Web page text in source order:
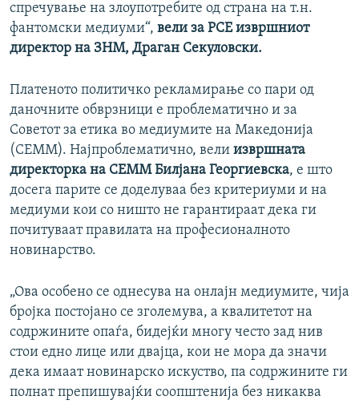
спречување на злоупотребите од страна на т.н.
фантомски медиуми“, вели за РСЕ извршниот
директор на ЗНМ, Драган Секуловски.
Платеното политичко рекламирање со пари од
даночните обврзници е проблематично и за
Советот за етика во медиумите на Македонија
(СЕММ). Најпроблематично, вели извршната
директорка на СЕММ Билјана Георгиевска, е што
досега парите се доделуваа без критериуми и на
медиуми кои со ништо не гарантираат дека ги
почитуваат правилата на професионалното
новинарство.
„Ова особено се однесува на онлајн медиумите, чија
бројка постојано се зголемува, а квалитетот на
содржините опаѓа, бидејќи многу често зад нив
стои едно лице или двајца, кои не мора да значи
дека имаат новинарско искуство, па содржините ги
полнат препишувајќи соопштенија без никаква